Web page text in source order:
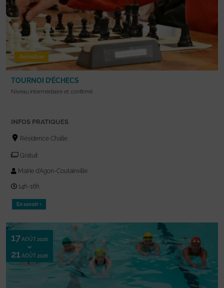
Animation
TOURNOI D’ÉCHECS
Niveau intermédiaire et confirmé.
INFOS PRATIQUES
Résidence Challe
Gratuit
Mairie d'Agon-Coutainville
14h-16h
En savoir +
17 AOÛT 2026
21 AOÛT 2026